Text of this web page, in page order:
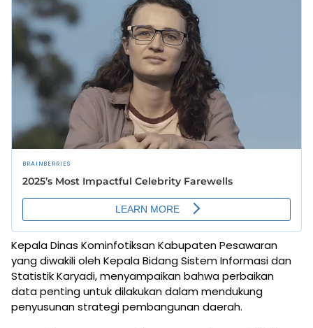
Kepala Dinas Kominfotiksan Kabupaten Pesawaran
yang diwakili oleh Kepala Bidang Sistem Informasi dan
Statistik Karyadi, menyampaikan bahwa perbaikan
data penting untuk dilakukan dalam mendukung
penyusunan strategi pembangunan daerah.